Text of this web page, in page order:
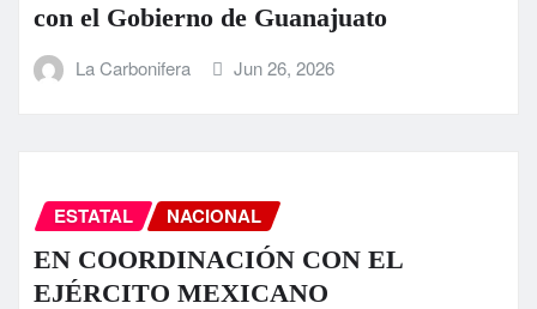
con el Gobierno de Guanajuato
La Carbonifera Jun 26, 2026
ESTATAL NACIONAL
EN COORDINACIÓN CON EL
EJÉRCITO MEXICANO